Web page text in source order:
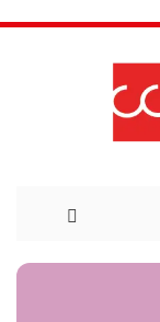
Direkt